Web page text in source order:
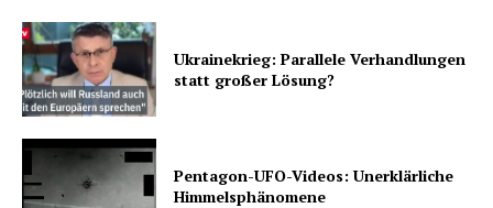
Ukrainekrieg: Parallele Verhandlungen
statt großer Lösung?
Pentagon-UFO-Videos: Unerklärliche
Himmelsphänomene